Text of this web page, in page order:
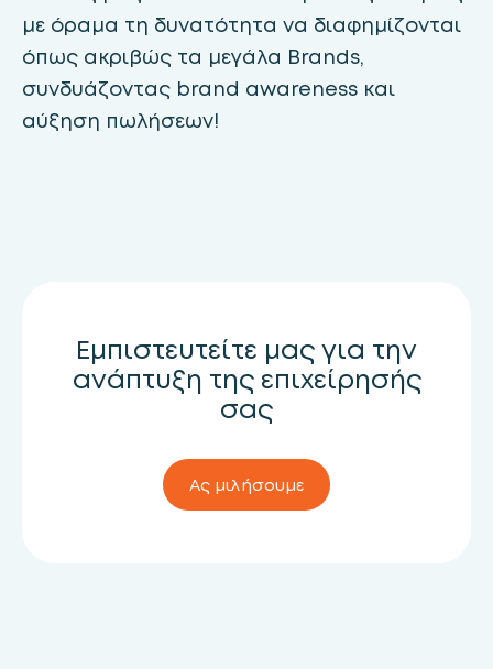
με όραμα τη δυνατότητα να διαφημίζονται
όπως ακριβώς τα μεγάλα Brands,
συνδυάζοντας brand awareness και
αύξηση πωλήσεων!
Εμπιστευτείτε μας για την
ανάπτυξη της επιχείρησής
σας
Ας μιλήσουμε